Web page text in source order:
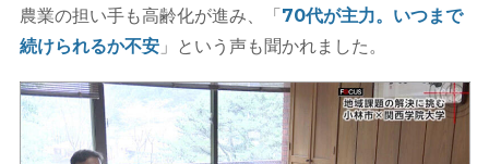
農業の担い手も高齢化が進み、「70代が主力。いつまで
続けられるか不安」という声も聞かれました。